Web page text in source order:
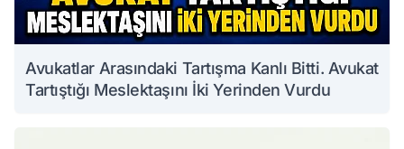
Avukatlar Arasındaki Tartışma Kanlı Bitti. Avukat
Tartıştığı Meslektaşını İki Yerinden Vurdu